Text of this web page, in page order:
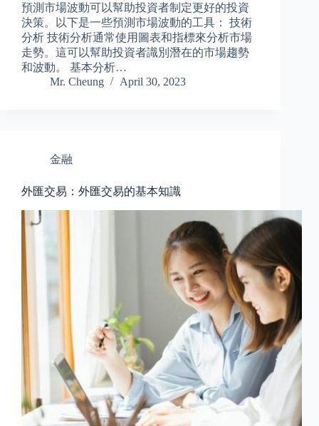
預測市場波動可以幫助投資者制定更好的投資
決策。以下是一些預測市場波動的工具： 技術
分析 技術分析通常使用圖表和指標來分析市場
走勢。這可以幫助投資者識別潛在的市場趨勢
和波動。 基本分析…
Mr. Cheung
April 30, 2023
金融
外匯交易：外匯交易的基本知識